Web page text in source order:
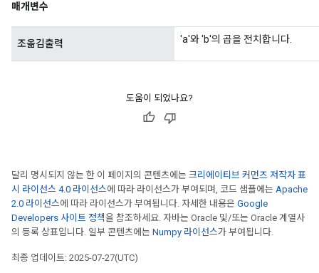
매개변수
조옮김출력 'a'와 'b'의 곱을 전치합니다.
도움이 되었나요?
달리 명시되지 않는 한 이 페이지의 콘텐츠에는 크리에이티브 커먼즈 저작자 표
시 라이선스 4.0 라이선스에 따라 라이선스가 부여되며, 코드 샘플에는 Apache
2.0 라이선스에 따라 라이선스가 부여됩니다. 자세한 내용은 Google
Developers 사이트 정책을 참조하세요. 자바는 Oracle 및/또는 Oracle 계열사
의 등록 상표입니다. 일부 콘텐츠에는 Numpy 라이선스가 부여됩니다.
최종 업데이트: 2025-07-27(UTC)